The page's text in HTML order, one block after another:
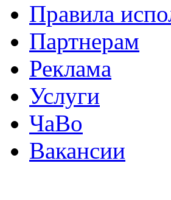
Правила
Партнерам
Реклама
Услуги
ЧаВо
Вакансии